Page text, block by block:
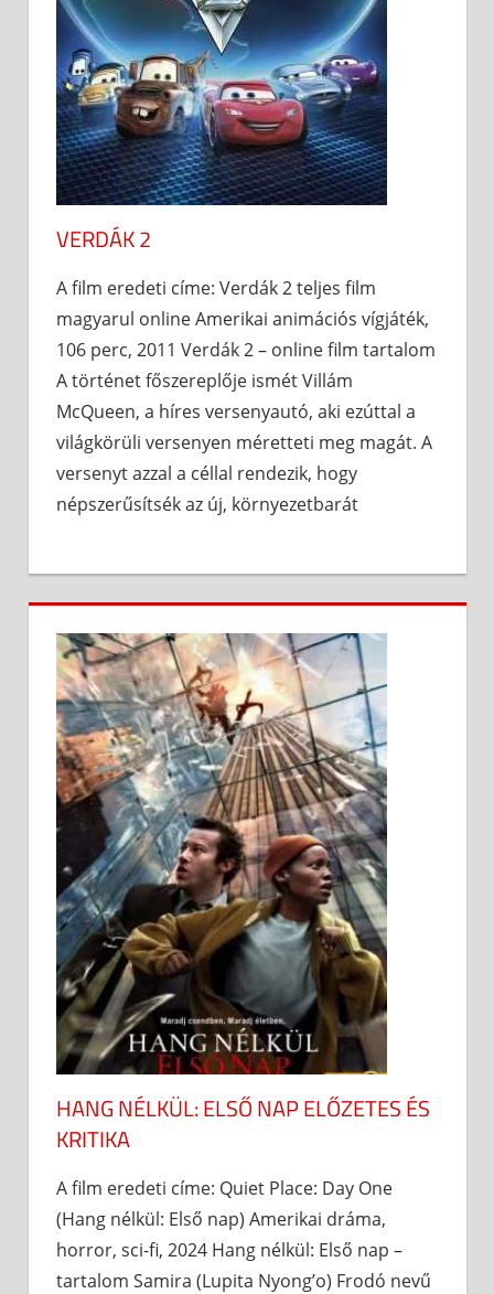
VERDÁK 2
A film eredeti címe: Verdák 2 teljes film
magyarul online Amerikai animációs vígjáték,
106 perc, 2011 Verdák 2 – online film tartalom
A történet főszereplője ismét Villám
McQueen, a híres versenyautó, aki ezúttal a
világkörüli versenyen méretteti meg magát. A
versenyt azzal a céllal rendezik, hogy
népszerűsítsék az új, környezetbarát
HANG NÉLKÜL: ELSŐ NAP ELŐZETES ÉS
KRITIKA
A film eredeti címe: Quiet Place: Day One
(Hang nélkül: Első nap) Amerikai dráma,
horror, sci-fi, 2024 Hang nélkül: Első nap –
tartalom Samira (Lupita Nyong’o) Frodó nevű